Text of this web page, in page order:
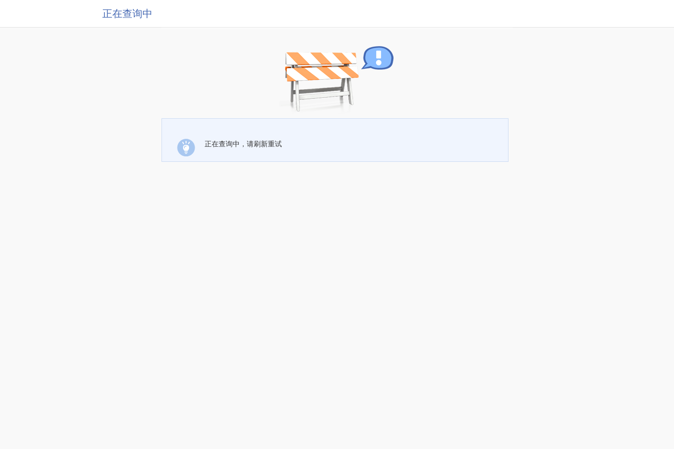
正在查询中
正在查询中，请刷新重试